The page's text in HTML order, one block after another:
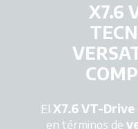
X7.6
ElX7.6 VT-Drive
en términos de